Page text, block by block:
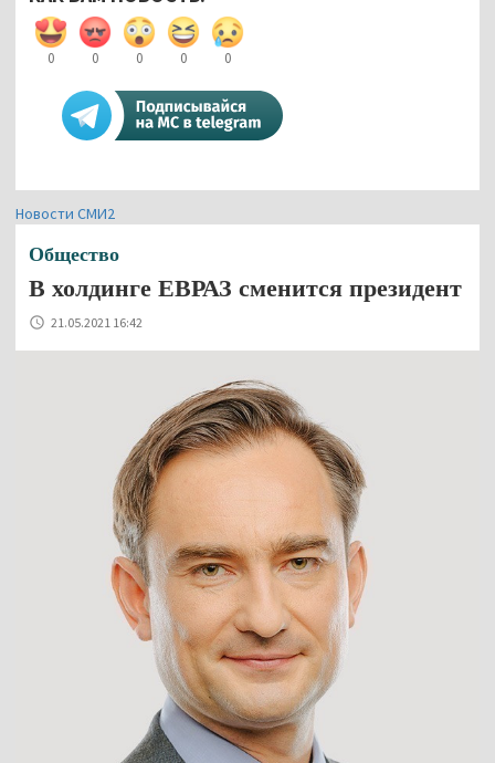
0 0 0 0 0
Новости СМИ2
Общество
В холдинге ЕВРАЗ сменится президент
21.05.2021 16:42